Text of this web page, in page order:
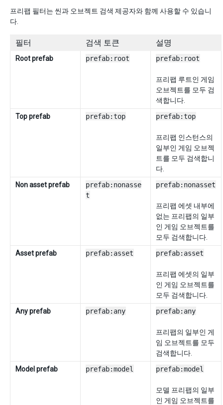
프리팹 필터는 씬과 오브젝트 검색 제공자와 함께 사용할 수 있습니
다.
필터 검색 토큰 설명
Root prefab prefab:root prefab:root
프리팹 루트인 게임
오브젝트를 모두 검
색합니다.
Top prefab
prefab:top prefab:top
프리팹 인스턴스의
일부인 게임 오브젝
트를 모두 검색합니
다.
Non asset prefab
prefab:nonasse
t
prefab:nonasset
프리팹 에셋 내부에
없는 프리팹의 일부
인 게임 오브젝트를
모두 검색합니다.
Asset prefab
prefab:asset prefab:asset
프리팹 에셋의 일부
인 게임 오브젝트를
모두 검색합니다.
Any prefab
prefab:any prefab:any
프리팹의 일부인 게
임 오브젝트를 모두
검색합니다.
Model prefab
prefab:model prefab:model
모델 프리팹의 일부
인 게임 오브젝트를